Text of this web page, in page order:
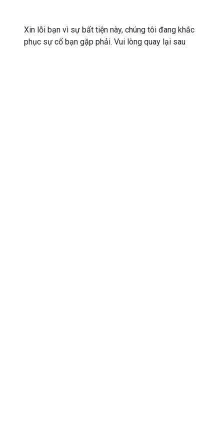
Xin lỗi bạn vì sự bất tiện này, chúng tôi đang khắc
phục sự cố bạn gặp phải. Vui lòng quay lại sau